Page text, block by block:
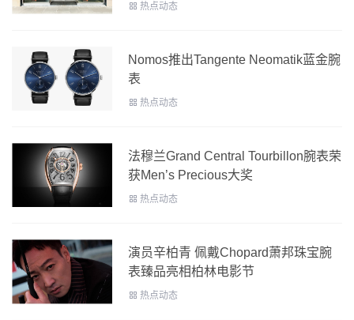
热点动态
Nomos推出Tangente Neomatik蓝金腕
表
热点动态
法穆兰Grand Central Tourbillon腕表荣
获Men’s Precious大奖
热点动态
演员辛柏青 佩戴Chopard萧邦珠宝腕
表臻品亮相柏林电影节
热点动态